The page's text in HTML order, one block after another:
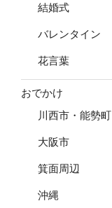
結婚式
バレンタイン
花言葉
おでかけ
川西市・能勢町
大阪市
箕面周辺
沖縄